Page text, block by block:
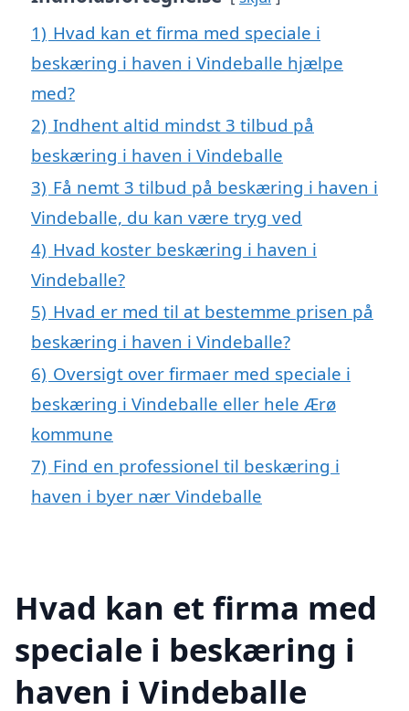
1) Hvad kan et firma med speciale i
beskæring i haven i Vindeballe hjælpe
med?
2) Indhent altid mindst 3 tilbud på
beskæring i haven i Vindeballe
3) Få nemt 3 tilbud på beskæring i haven i
Vindeballe, du kan være tryg ved
4) Hvad koster beskæring i haven i
Vindeballe?
5) Hvad er med til at bestemme prisen på
beskæring i haven i Vindeballe?
6) Oversigt over firmaer med speciale i
beskæring i Vindeballe eller hele Ærø
kommune
7) Find en professionel til beskæring i
haven i byer nær Vindeballe
Hvad kan et firma med
speciale i beskæring i
haven i Vindeballe